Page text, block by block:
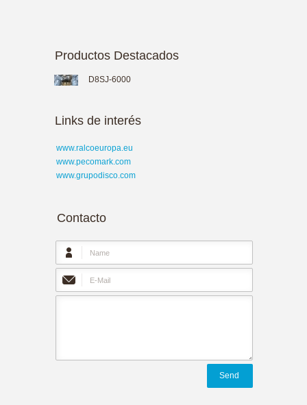
Productos Destacados
D8SJ-6000
Links de interés
www.ralcoeuropa.eu
www.pecomark.com
www.grupodisco.com
Contacto
Send